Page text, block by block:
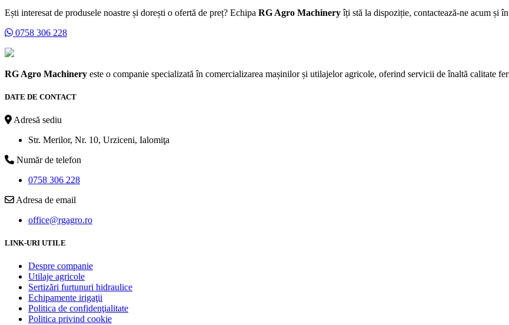
Ești interesat de produsele noastre și dorești o ofertă de preț? Echipa RG Agro Machineryîți stă la dispoziție, contactează-ne acum și
0758 306 228
RG Agro Machinery este o companie specializată în comercializarea mașinilor și utilajelor agricole, oferind servicii de înaltă calitate
DATE DE CONTACT
Adresă sediu
Str. Merilor, Nr. 10, Urziceni, Ialomiţa
Număr de telefon
0758 306 228
Adresa de email
office@rgagro.ro
LINK-URI UTILE
Despre companie
Utilaje agricole
Sertizări furtunuri hidraulice
Echipamente irigaţii
Politica de confidenţialitate
Politica privind cookie